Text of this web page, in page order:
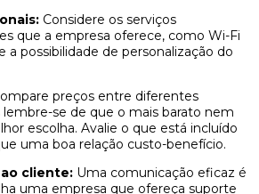
Considere os serviços
que a empresa oferece, como Wi-Fi
a possibilidade de personalização do
preços entre diferentes
lembre-se de que o mais barato nem
escolha. Avalie o que está incluído
uma boa relação custo-benefício.
ao cliente: Uma comunicação eficaz é
uma empresa que ofereça suporte